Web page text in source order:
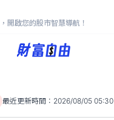
開啟您的股市智慧導航！
229.50
0.87%
最近更新時間： 2026/08/05 05:30